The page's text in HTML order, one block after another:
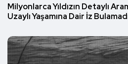
Milyonlarca Yıldızın Detaylı
Uzaylı Yaşamına Dair İz